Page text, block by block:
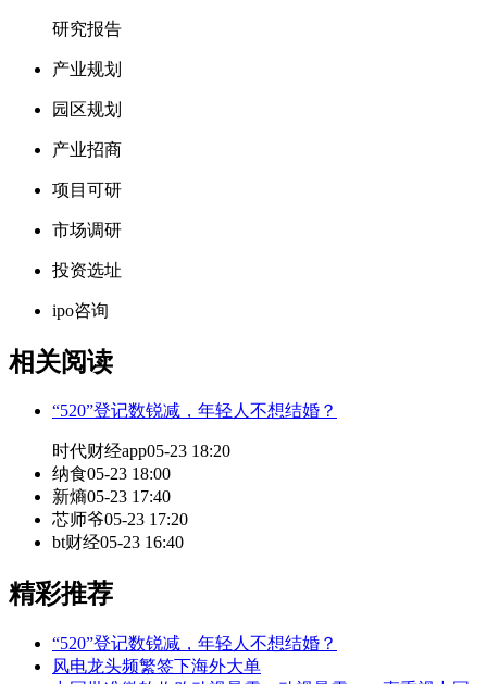
研究报告
产业规划
园区规划
产业招商
项目可研
市场调研
投资选址
ipo咨询
相关阅读
“520”登记数锐减，年轻人不想结婚？
时代财经app05-23 18:20
纳食05-23 18:00
新熵05-23 17:40
芯师爷05-23 17:20
bt财经05-23 16:40
精彩推荐
“520”登记数锐减，年轻人不想结婚？
风电龙头频繁签下海外大单